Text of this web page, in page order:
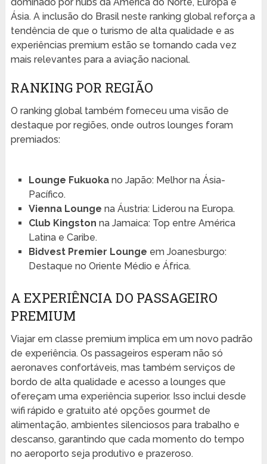
dominado por hubs da América do Norte, Europa e
Ásia. A inclusão do Brasil neste ranking global reforça a
tendência de que o turismo de alta qualidade e as
experiências premium estão se tornando cada vez
mais relevantes para a aviação nacional.
RANKING POR REGIÃO
O ranking global também forneceu uma visão de
destaque por regiões, onde outros lounges foram
premiados:
Lounge Fukuokano Japão: Melhor na Ásia-
Pacífico.
Vienna Lounge na Áustria: Liderou na Europa.
Club Kingston na Jamaica: Top entre América
Latina e Caribe.
Bidvest Premier Lounge em Joanesburgo:
Destaque no Oriente Médio e África.
A EXPERIÊNCIA DO PASSAGEIRO
PREMIUM
Viajar em classe premium implica em um novo padrão
de experiência. Os passageiros esperam não só
aeronaves confortáveis, mas também serviços de
bordo de alta qualidade e acesso a lounges que
ofereçam uma experiência superior. Isso inclui desde
wifi rápido e gratuito até opções gourmet de
alimentação, ambientes silenciosos para trabalho e
descanso, garantindo que cada momento do tempo
no aeroporto seja produtivo e prazeroso.